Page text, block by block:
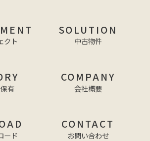
クト
SOLUTION
中古物件
有
COMPANY
会社概要
ード
CONTACT
お問い合わせ